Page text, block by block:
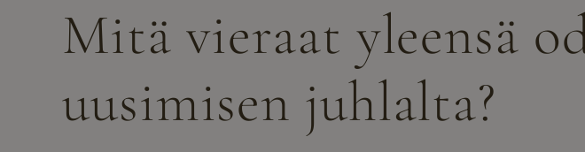
Mitä vieraat yleensä
uusimisen juhlalta?